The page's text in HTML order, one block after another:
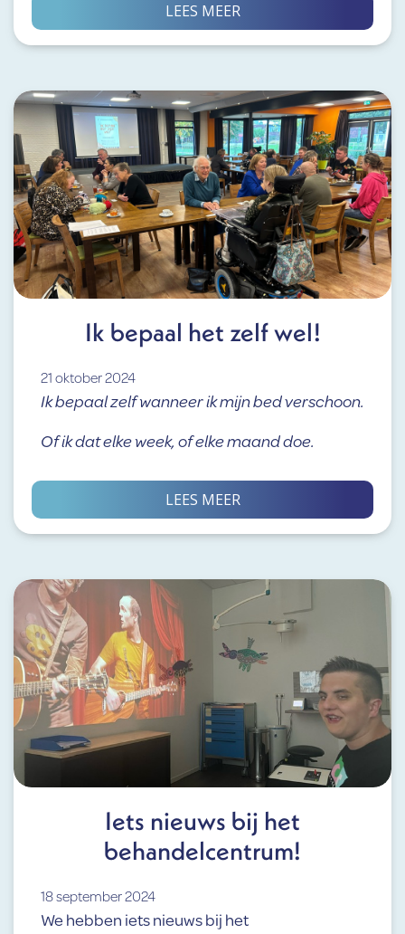
LEES MEER
Ik bepaal het zelf wel!
21 oktober 2024
Ik bepaal zelf wanneer ik mijn bed verschoon.
Of ik dat elke week, of elke maand doe.
LEES MEER
Iets nieuws bij het
behandelcentrum!
18 september 2024
We hebben iets nieuws bij het